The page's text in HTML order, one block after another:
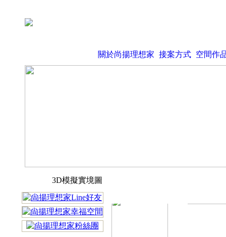
關於尚揚理想家 接案方式 空間作
3D模擬實境圖